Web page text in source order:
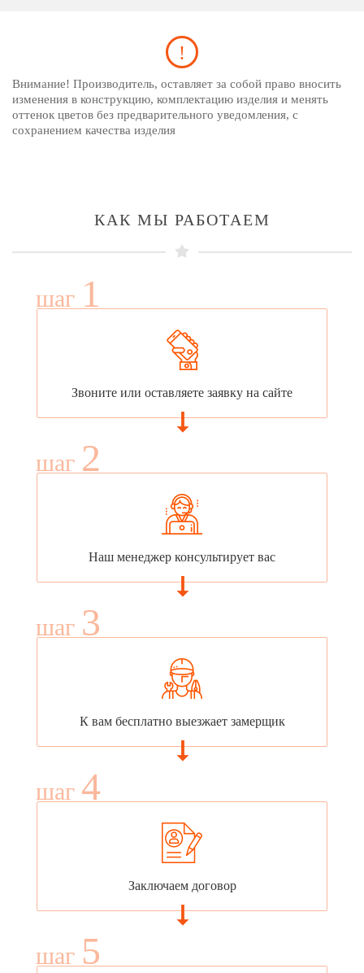
Внимание! Производитель, оставляет за собой право вносить
изменения в конструкцию, комплектацию изделия и менять
оттенок цветов без предварительного уведомления, с
сохранением качества изделия
КАК МЫ РАБОТАЕМ
шаг 1
Звоните или оставляете заявку на сайте
шаг 2
Наш менеджер консультирует вас
шаг 3
К вам бесплатно выезжает замерщик
шаг 4
Заключаем договор
шаг 5